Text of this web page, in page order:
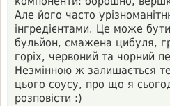
Але його часто
інгредієнтами. Це може
бульйон, смажена цибуля,
горіх, червоний та чорний
Незмінною ж залишається
цього соусу, про що я
розповісти :)